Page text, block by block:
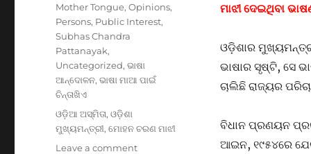
ମାଝୀ ଦେଇଥିବା
ଓଡ଼ିଶାର
ଭାଷାର ସୃଷ୍ଟି, ସେ
ଚାଲିଛି ରାଜ୍ୟର
ବିଧାନ ପ୍ରଣୟନ
ଆଇନ, ୧୯୫୪ରେ
Categories
Mother Tongue,Opinions,
Persons, Public Interest,
Subhas Chandra
Pattanayak,
Uncategorized,ଭାଷା
ଆନ୍ଦୋଳନ,ଭାଷା ମାଆ ପାଇଁ
ଚିନ୍ତାଖିଏ
Tags
ଓଡ଼ିଆ ଅସ୍ମିତା,ଓଡ଼ିଶା
ମୁଖ୍ୟମନ୍ତ୍ରୀ,ମୋହନ ଚରଣ ମାଝୀ
Leave a commenton